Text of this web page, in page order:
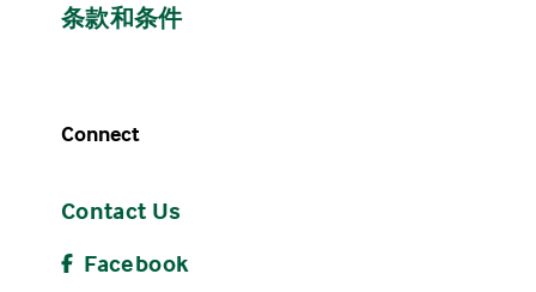
条款和条件
Connect
Contact Us
Facebook